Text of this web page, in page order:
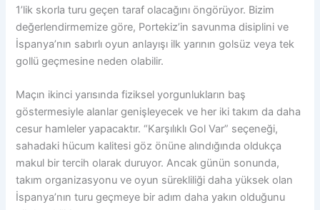
1’lik skorla turu geçen taraf olacağını öngörüyor. Bizim
değerlendirmemize göre, Portekiz’in savunma disiplini ve
İspanya’nın sabırlı oyun anlayışı ilk yarının golsüz veya tek
gollü geçmesine neden olabilir.
Maçın ikinci yarısında fiziksel yorgunlukların baş
göstermesiyle alanlar genişleyecek ve her iki takım da daha
cesur hamleler yapacaktır. “Karşılıklı Gol Var” seçeneği,
sahadaki hücum kalitesi göz önüne alındığında oldukça
makul bir tercih olarak duruyor. Ancak günün sonunda,
takım organizasyonu ve oyun sürekliliği daha yüksek olan
İspanya’nın turu geçmeye bir adım daha yakın olduğunu